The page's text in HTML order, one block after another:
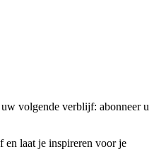
volgende verblijf: abonneer u
en laat je inspireren voor je